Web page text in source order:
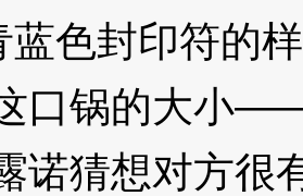
蓝色封印符的
锅的大小——
诺猜想对方很